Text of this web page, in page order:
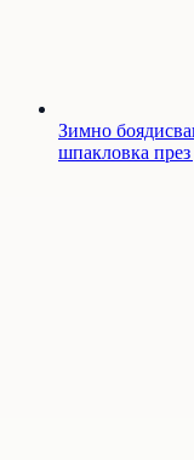
Зимно
шпакловка